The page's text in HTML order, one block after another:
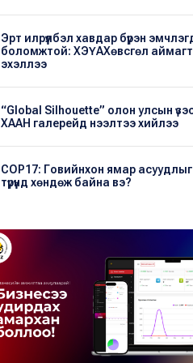
Эрт илрүүлбэл хавдар бүрэн
боломжтой: ХЭҮА​Хөвсгөл
эхэллээ
“Global Silhouette” олон улсын
ХААН галерейд нээлтээ хийлээ
COP17: Говийнхон ямар
түрүүнд хөндөж байна вэ?